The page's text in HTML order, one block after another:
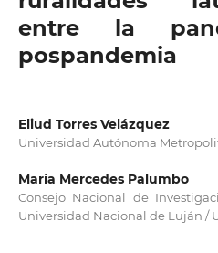
entre la
pospandemia
Eliud Torres Velázquez
Universidad Autónoma
María Mercedes Palumbo
Consejo Nacional de
Universidad Nacional de Luján /